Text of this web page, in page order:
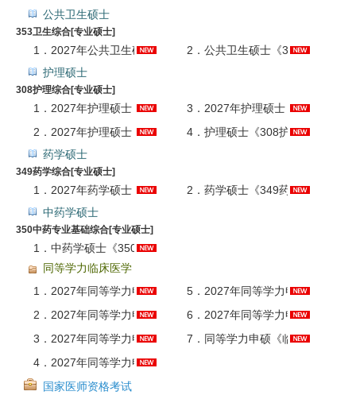
公共卫生硕士
353卫生综合[专业硕士]
1． 2027年公共卫生硕士《353卫生综合》钻石带学协议班 2． 公共卫生硕士《353卫生综合》名校考研真题汇总
护理硕士
308护理综合[专业硕士]
1． 2027年护理硕士《308护理综合》钻石带学协议班 3． 2027年护理硕士《308护理综合》考研题库AI讲解
2． 2027年护理硕士《308护理综合》全程班（导学+基础+强化+真题+冲刺）【普班】 4． 护理硕士《308护理综合》名校考研真题汇总
药学硕士
349药学综合[专业硕士]
1． 2027年药学硕士《349药学综合》考研题库【考研真题精选＋章节题库】AI讲解 2． 药学硕士《349药学综合》名校考研真题汇总
中药学硕士
350中药专业基础综合[专业硕士]
1． 中药学硕士《350中药专业基础综合》名校考研真题汇总
同等学力临床医学
1． 2027年同等学力申硕《临床医学学科综合水平考试》全程多阶带学班 5． 2027年同等学力申硕《临床医学学科综合水平考试》题库【历年真题＋章节题库】AI讲解
2． 2027年同等学力申硕《临床医学学科综合水平考试》全程班【考点精讲＋串讲提分＋模考点睛＋一课一练】 6． 2027年同等学力申硕《临床医学学科综合水平考试》考前冲刺卷AI讲解
3． 2027年同等学力申硕《临床医学学科综合水平考试》全套资料【考点手册＋历年真题＋题库＋考前冲刺】 7． 同等学力申硕《临床医学学科综合水平考试》历年真题与模拟试题AI讲解
4． 2027年同等学力申硕《临床医学学科综合水平考试》考点手册AI讲解
国家医师资格考试